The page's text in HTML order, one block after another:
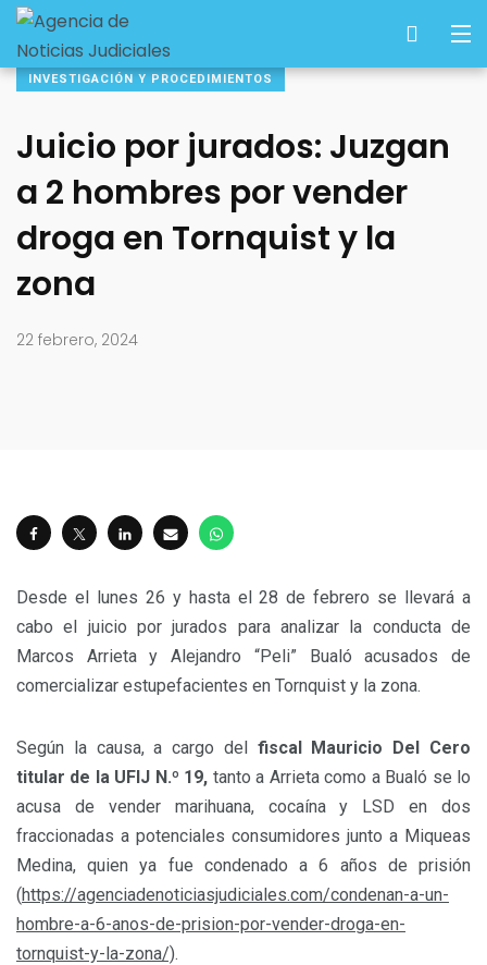
INVESTIGACIÓN Y PROCEDIMIENTOS
Juicio por jurados: Juzgan
a 2 hombres por vender
droga en Tornquist y la
zona
22 febrero, 2024
Desde el lunes 26 y hasta el 28 de febrero se llevará a
cabo el juicio por jurados para analizar la conducta de
Marcos Arrieta y Alejandro “Peli” Bualó acusados de
comercializar estupefacientes en Tornquist y la zona.
Según la causa, a cargo del fiscal Mauricio Del Cero
titular de la UFIJ N.º 19, tanto a Arrieta como a Bualó se lo
acusa de vender marihuana, cocaína y LSD en dos
fraccionadas a potenciales consumidores junto a Miqueas
Medina, quien ya fue condenado a 6 años de prisión
(https://agenciadenoticiasjudiciales.com/condenan-a-un-
hombre-a-6-anos-de-prision-por-vender-droga-en-
tornquist-y-la-zona/).